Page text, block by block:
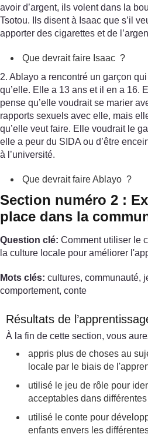
avoir d’argent, ils volent dans la
Tsotou. Ils disent à Isaac que s’il
apporter des cigarettes et de
Que devrait faire Isaac ?
2. Ablayo a rencontré un garçon
qu’elle. Elle a 13 ans et il en a 16.
pense qu’elle voudrait se marier
rapports sexuels avec elle, mais
qu’elle veut faire. Elle voudrait le
elle a peur du SIDA ou d’être
à l’université.
Que devrait faire Ablayo ?
Section numéro 2 :
place dans la
Question clé: Comment utiliser le
la culture locale pour améliorer
Mots clés: cultures, communauté,
comportement, conte
Résultats de
À la fin de cette section, vous
appris plus de choses au
locale par le biais de
utilisé le jeu de rôle pour
acceptables dans
utilisé le conte pour
enfants envers les